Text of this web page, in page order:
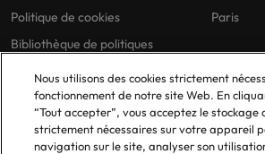
Politique de cookies
Bibliothèque de politiques
Paris
Nous utilisons des cookies strictement
fonctionnement de notre site Web. En
“Tout accepter”, vous acceptez le stockage
strictement nécessaires sur votre appareil
navigation sur le site, analyser son